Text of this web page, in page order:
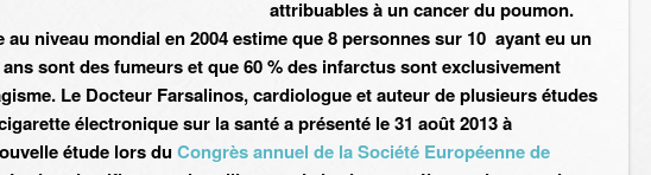
attribuables à un cancer du poumon.
au niveau mondial en 2004 estime que 8 personnes sur 10 ayant eu un
sont des fumeurs et que 60 % des infarctus sont exclusivement
Le Docteur Farsalinos, cardiologue et auteur de plusieurs études
électronique sur la santé a présenté le 31 août 2013 à
étude lors duCongrès annuel de la Société Européenne de